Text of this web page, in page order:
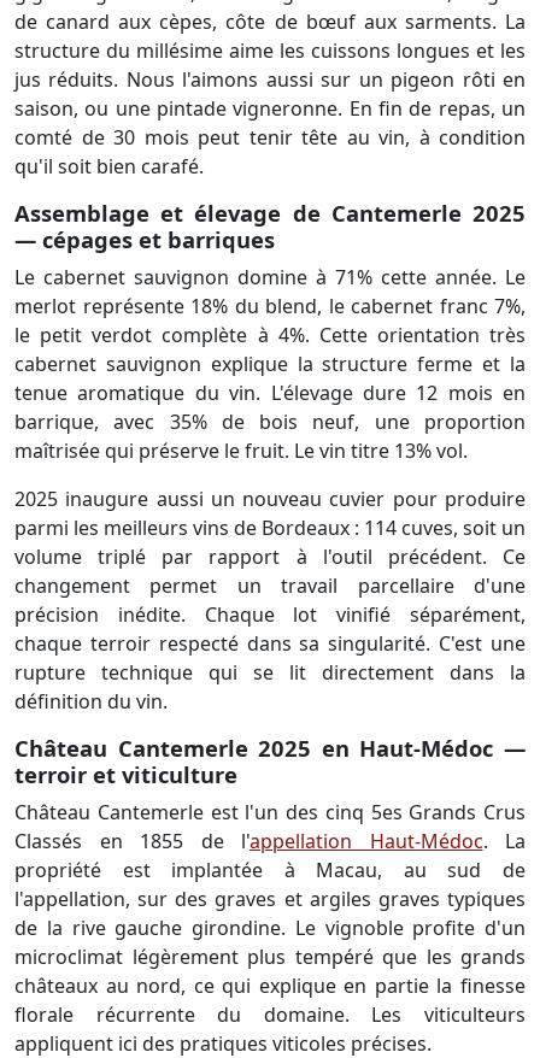
de canard aux cèpes, côte de bœuf aux sarments. La
structure du millésime aime les cuissons longues et les
jus réduits. Nous l'aimons aussi sur un pigeon rôti en
saison, ou une pintade vigneronne. En fin de repas, un
comté de 30 mois peut tenir tête au vin, à condition
qu'il soit bien carafé.
Assemblage et élevage de Cantemerle 2025
— cépages et barriques
Le cabernet sauvignon domine à 71% cette année. Le
merlot représente 18% du blend, le cabernet franc 7%,
le petit verdot complète à 4%. Cette orientation très
cabernet sauvignon explique la structure ferme et la
tenue aromatique du vin. L'élevage dure 12 mois en
barrique, avec 35% de bois neuf, une proportion
maîtrisée qui préserve le fruit. Le vin titre 13% vol.
2025 inaugure aussi un nouveau cuvier pour produire
parmi les meilleurs vins de Bordeaux : 114 cuves, soit un
volume triplé par rapport à l'outil précédent. Ce
changement permet un travail parcellaire d'une
précision inédite. Chaque lot vinifié séparément,
chaque terroir respecté dans sa singularité. C'est une
rupture technique qui se lit directement dans la
définition du vin.
Château Cantemerle 2025 en Haut-Médoc —
terroir et viticulture
Château Cantemerle est l'un des cinq 5es Grands Crus
Classés en 1855 de l'appellation Haut-Médoc. La
propriété est implantée à Macau, au sud de
l'appellation, sur des graves et argiles graves typiques
de la rive gauche girondine. Le vignoble profite d'un
microclimat légèrement plus tempéré que les grands
châteaux au nord, ce qui explique en partie la finesse
florale récurrente du domaine. Les viticulteurs
appliquent ici des pratiques viticoles précises.